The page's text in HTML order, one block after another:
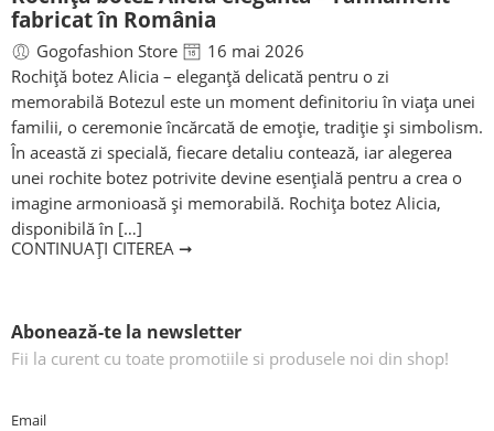
fabricat în România
Gogofashion Store
16 mai 2026
Rochiță botez Alicia – eleganță delicată pentru o zi
memorabilă Botezul este un moment definitoriu în viața unei
familii, o ceremonie încărcată de emoție, tradiție și simbolism.
În această zi specială, fiecare detaliu contează, iar alegerea
unei rochite botez potrivite devine esențială pentru a crea o
imagine armonioasă și memorabilă. Rochița botez Alicia,
disponibilă în […]
CONTINUAȚI CITEREA ➞
Abonează-te la newsletter
Fii la curent cu toate promotiile si produsele noi din shop!
Email